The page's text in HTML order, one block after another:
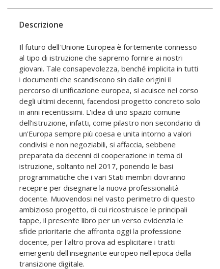
Descrizione
Il futuro dell'Unione Europea è fortemente connesso
al tipo di istruzione che sapremo fornire ai nostri
giovani. Tale consapevolezza, benché implicita in tutti
i documenti che scandiscono sin dalle origini il
percorso di unificazione europea, si acuisce nel corso
degli ultimi decenni, facendosi progetto concreto solo
in anni recentissimi. L'idea di uno spazio comune
dell'istruzione, infatti, come pilastro non secondario di
un'Europa sempre più coesa e unita intorno a valori
condivisi e non negoziabili, si affaccia, sebbene
preparata da decenni di cooperazione in tema di
istruzione, soltanto nel 2017, ponendo le basi
programmatiche che i vari Stati membri dovranno
recepire per disegnare la nuova professionalità
docente. Muovendosi nel vasto perimetro di questo
ambizioso progetto, di cui ricostruisce le principali
tappe, il presente libro per un verso evidenzia le
sfide prioritarie che affronta oggi la professione
docente, per l'altro prova ad esplicitare i tratti
emergenti dell'insegnante europeo nell'epoca della
transizione digitale.